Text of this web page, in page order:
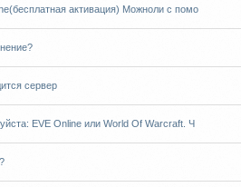
активация) Можноли с помо
сервер
EVE Online или World Of Warcraft. Ч